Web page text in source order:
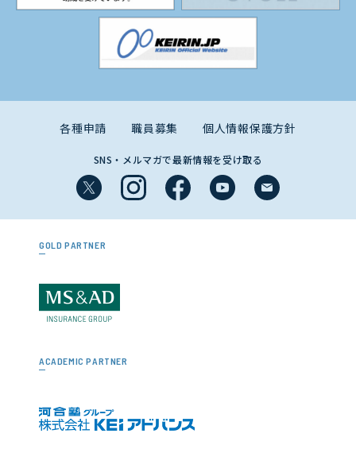
各種申請 職員募集 個人情報保護方針
SNS・メルマガで最新情報を受け取る
GOLD PARTNER
ACADEMIC PARTNER